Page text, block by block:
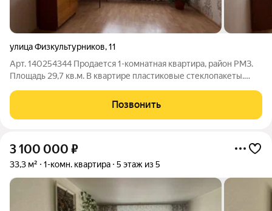
улица Физкультурников,11
Арт. 140254344 Продается 1-комнатная квартира, район РМЗ.
Площадь 29,7 кв.м. В квартире пластиковые стеклопакеты.
готовы к продаже. Звоните
Позвонить
3 100 000 ₽
33,3 м² 1-комн. квартира 5 этаж из 5